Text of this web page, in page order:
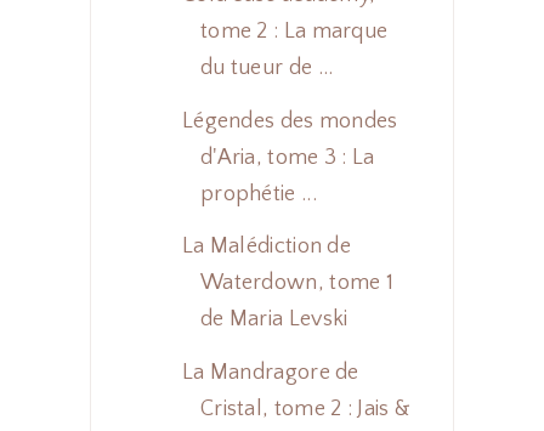
tome 2 : La marque
du tueur de ...
Légendes des mondes
d'Aria, tome 3 : La
prophétie ...
La Malédiction de
Waterdown, tome 1
de Maria Levski
La Mandragore de
Cristal, tome 2 : Jais &